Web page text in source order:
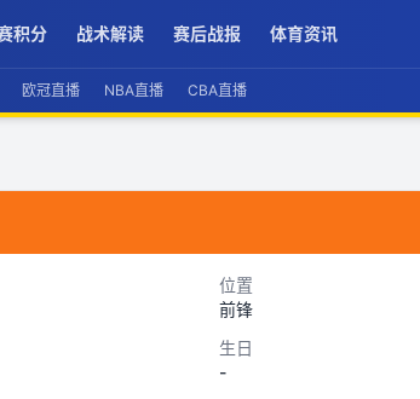
积分 战术解读 赛后战报 体育资讯
欧冠直播 NBA直播 CBA直播
位置
前锋
生日
-